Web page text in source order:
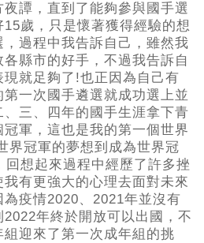
譚，直到了能夠參與國手選
歲，只是懷著獲得經驗的想
過程中我告訴自己，雖然我
縣市的好手，不過我告訴自
就足夠了!也正因為自己有
一次國手遴選就成功選上並
三、四年的國手生涯拿下青
軍，這也是我的第一個世界
界冠軍的夢想到成為世界冠
想起來過程中經歷了許多挫
有更強大的心理去面對未來
疫情2020、2021年並沒有
年終於開放可以出國，不
迎來了第一次成年組的挑